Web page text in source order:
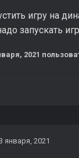
игру на
запускать
2021
января, 2021